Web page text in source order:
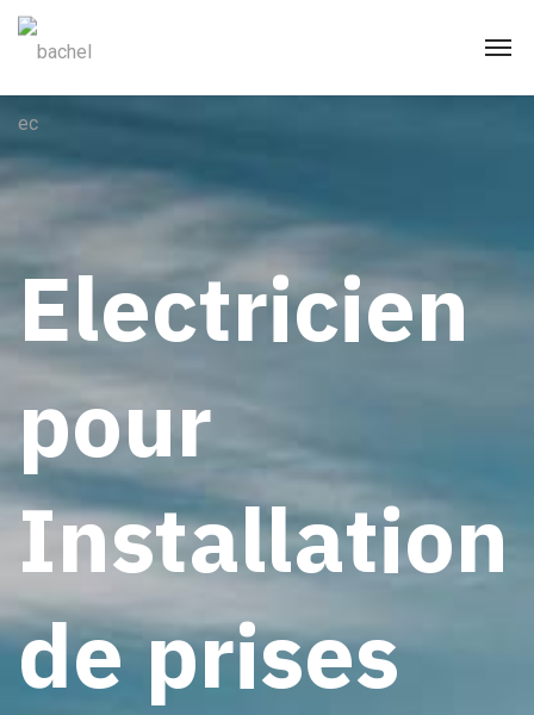
Electricien
pour
Installation
de prises